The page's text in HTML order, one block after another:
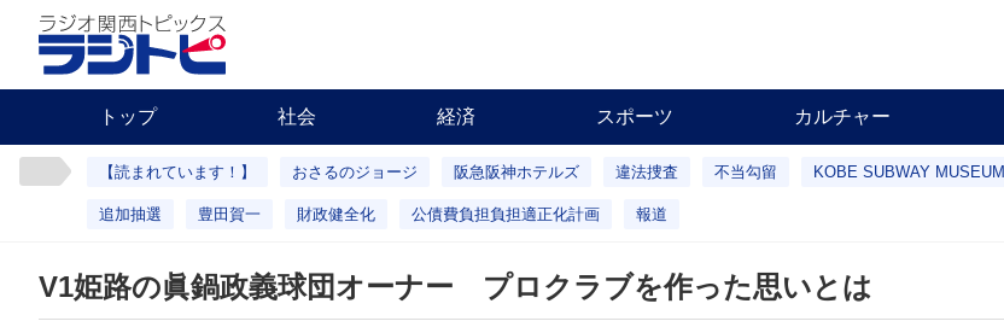
トップ 社会 経済 スポーツ カルチャー
【読まれています！】 おさるのジョージ 阪急阪神ホテルズ 違法捜査 不当勾留 KOBE SUBWAY MUSEUM
追加抽選 豊田賀一 財政健全化 公債費負担負担適正化計画 報道
V1姫路の眞鍋政義球団オーナー プロクラブを作った思いとは